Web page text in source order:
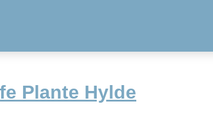
Plante Hylde